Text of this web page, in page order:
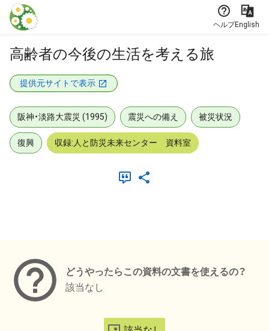
本文に飛ぶ
ヘルプEnglish
高齢者の今後の生活を考える旅
提供元サイトで表示
阪神・淡路大震災 (1995) 震災への備え 被災状況
復興 収録:人と防災未来センター 資料室
どうやったらこの資料の文書を使えるの？
該当なし